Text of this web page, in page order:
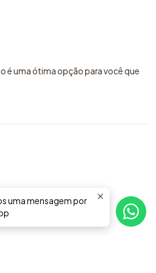
é uma ótima opção para você que
uma mensagem por